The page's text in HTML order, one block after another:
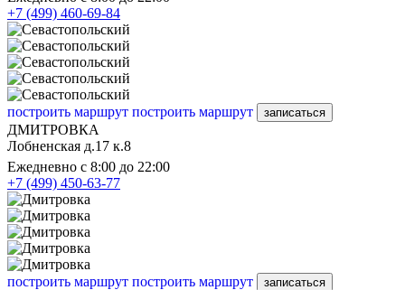
+7 (499) 460-69-84
построить маршрут построить маршрут записаться
ДМИТРОВКА
Лобненская д.17 к.8
Ежедневно с 8:00 до 22:00
+7 (499) 450-63-77
построить маршрут построить маршрут записаться